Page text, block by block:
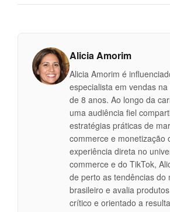
Alicia Amorim
Alicia Amorim é
especialista em vendas
de 8 anos. Ao longo da
uma audiência fiel
estratégias práticas de
commerce e monetização
experiência direta no
commerce e do TikTok,
de perto as tendências do
brasileiro e avalia
crítico e orientado a